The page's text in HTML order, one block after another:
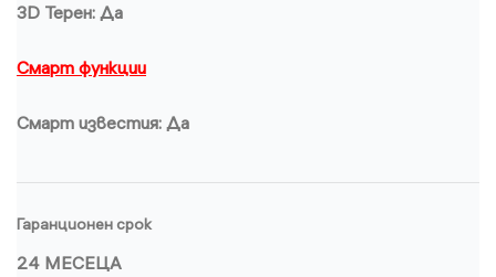
3D Терен: Да
Смарт функции
Смарт известия: Да
Гаранционен срок
24 МЕСЕЦА